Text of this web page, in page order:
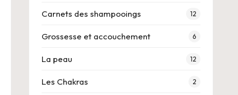
Carnets des shampooings 12
Grossesse et accouchement 6
La peau 12
Les Chakras 2